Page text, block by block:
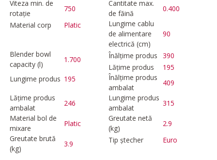
Viteza min. de
rotație
750
Cantitate max.
de făină
0.400
Material corp
Platic
Lungime cablu
de alimentare
electrică (cm)
90
Blender bowl
capacity (l)
1.700 Înălțime produs
390
Lățime produs
195
Lungime produs 195
Înălțime produs
ambalat
409
Lățime produs
ambalat
246
Lungime produs
ambalat
315
Material bol de
mixare
Platic
Greutate netă
(kg)
2.9
Greutate brută
(kg)
3.9 Tip ștecher Euro